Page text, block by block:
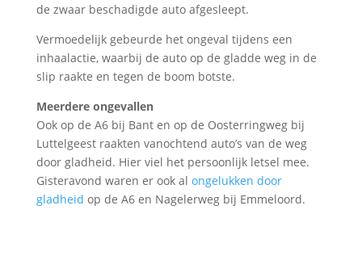
de zwaar beschadigde auto afgesleept.
Vermoedelijk gebeurde het ongeval tijdens een
inhaalactie, waarbij de auto op de gladde weg in de
slip raakte en tegen de boom botste.
Meerdere ongevallen
Ook op de A6 bij Bant en op de Oosterringweg bij
Luttelgeest raakten vanochtend auto’s van de weg
door gladheid. Hier viel het persoonlijk letsel mee.
Gisteravond waren er ook al ongelukken door
gladheid op de A6 en Nagelerweg bij Emmeloord.